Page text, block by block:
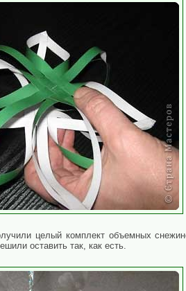
целый комплект объемных
оставить так, как есть.